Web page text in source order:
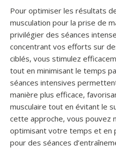
Pour optimiser les résultats
musculation pour la prise de
privilégier des séances
concentrant vos efforts sur
ciblés, vous stimulez
tout en minimisant le temps
séances intensives
manière plus efficace,
musculaire tout en évitant le
cette approche, vous pouvez
optimisant votre temps et en
pour des séances